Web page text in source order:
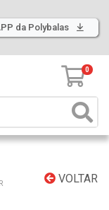
da Polybalas
0
VOLTAR